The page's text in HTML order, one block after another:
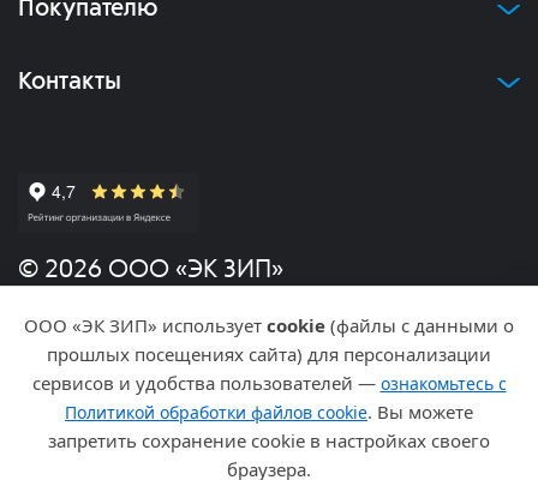
Покупателю
Контакты
© 2026 ООО «ЭК ЗИП»
Политика конфиденциальности
Разработка и продвижение
ООО «ЭК ЗИП» использует cookie (файлы с данными о
прошлых посещениях сайта) для персонализации
сервисов и удобства пользователей — ознакомьтесь с
Политикой обработки файлов cookie. Вы можете
запретить сохранение cookie в настройках своего
браузера.